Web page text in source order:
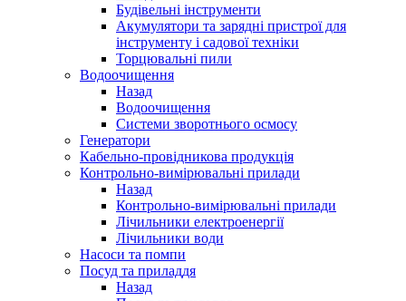
Будівельні інструменти
Акумулятори та зарядні пристрої для
інструменту і садової техніки
Торцювальні пили
Водоочищення
Назад
Водоочищення
Системи зворотнього осмосу
Генератори
Кабельно-провідникова продукція
Контрольно-вимірювальні прилади
Назад
Контрольно-вимірювальні прилади
Лічильники електроенергії
Лічильники води
Насоси та помпи
Посуд та приладдя
Назад